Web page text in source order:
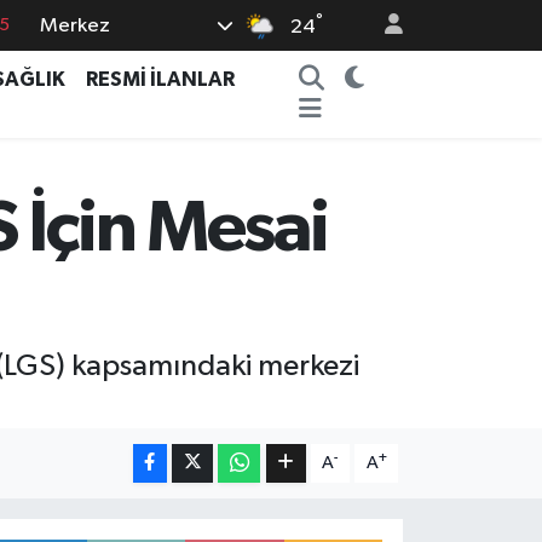
Merkez 24°
RESMİ İLANLAR
İçin Mesai
kapsamındaki merkezi
A- A+